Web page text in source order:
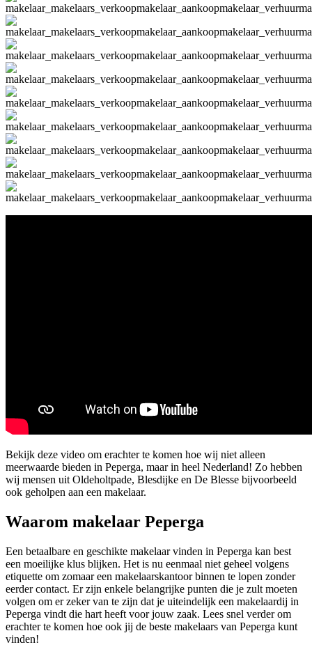
Bekijk deze video om erachter te komen hoe wij niet alleen
meerwaarde bieden in Peperga, maar in heel Nederland! Zo hebben
wij mensen uit Oldeholtpade, Blesdijke en De Blesse bijvoorbeeld
ook geholpen aan een makelaar.
Waarom makelaar Peperga
Een betaalbare en geschikte makelaar vinden in Peperga kan best
een moeilijke klus blijken. Het is nu eenmaal niet geheel volgens
etiquette om zomaar een makelaarskantoor binnen te lopen zonder
eerder contact. Er zijn enkele belangrijke punten die je zult moeten
volgen om er zeker van te zijn dat je uiteindelijk een makelaardij in
Peperga vindt die hart heeft voor jouw zaak. Lees snel verder om
erachter te komen hoe ook jij de beste makelaars van Peperga kunt
vinden!